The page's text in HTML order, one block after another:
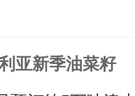
亚新季油菜籽